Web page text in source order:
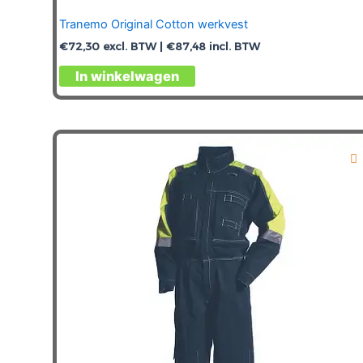
Tranemo Original Cotton werkvest
€72,30 excl. BTW | €87,48 incl. BTW
In winkelwagen
Dit
product
meerdere
variaties.
Deze
optie
kan
gekozen
worden
op
productpagina